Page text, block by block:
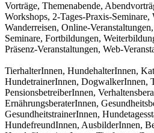
Vorträge, Themenabende,
Workshops, 2-Tages-Praxis-Seminare,
Wanderreisen, Online-
Seminare, Fortbildungen,
Präsenz-Veranstaltungen, Web-
TierhalterInnen, HundehalterInnen,
HundetrainerInnen, DogwalkerInnen,
PensionsbetreiberInnen,
ErnährungsberaterInnen,
GesundheitstrainerInnen,
HundefreundInnen, AusbilderInnen,